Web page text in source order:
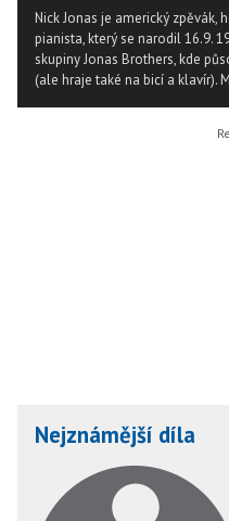
Nick Jonas je americký zpěvák,
pianista, který se narodil 16.9.
skupiny Jonas Brothers, kde
(ale hraje také na bicí a klavír).
Nejznámější díla